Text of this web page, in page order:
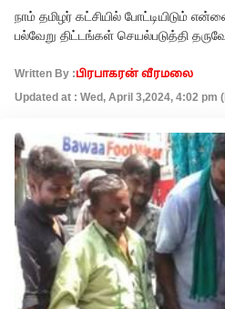
நாம் தமிழர் கட்சியில் போட்டியிடும்
பல்வேறு திட்டங்கள் செயல்படுத்தி
Written By :பிரபாகரன் வீரமலை
Updated at : Wed, April 3,2024, 4:02 pm